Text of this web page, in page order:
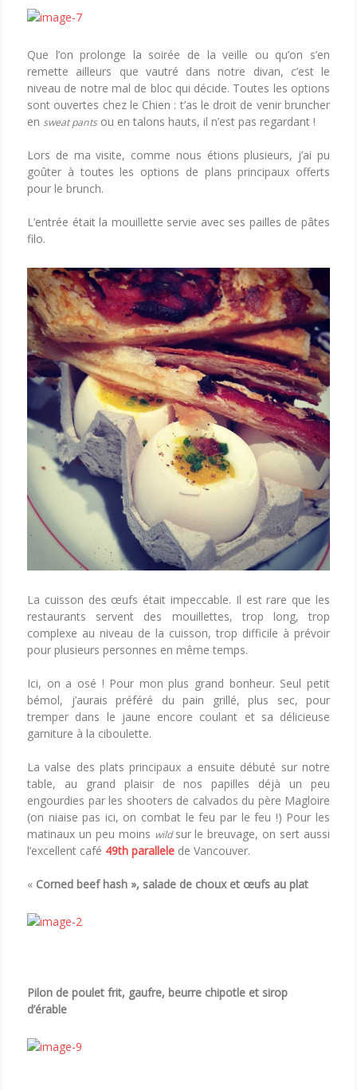
Que l’on prolonge la soirée de la veille ou qu’on s’en
remette ailleurs que vautré dans notre divan, c’est le
niveau de notre mal de bloc qui décide. Toutes les options
sont ouvertes chez le Chien : t’as le droit de venir bruncher
en sweat pantsou en talons hauts, il n’est pas regardant !
Lors de ma visite, comme nous étions plusieurs, j’ai pu
goûter à toutes les options de plans principaux offerts
pour le brunch.
L’entrée était la mouillette servie avec ses pailles de pâtes
filo.
La cuisson des œufs était impeccable. Il est rare que les
restaurants servent des mouillettes, trop long, trop
complexe au niveau de la cuisson, trop difficile à prévoir
pour plusieurs personnes en même temps.
Ici, on a osé ! Pour mon plus grand bonheur. Seul petit
bémol, j’aurais préféré du pain grillé, plus sec, pour
tremper dans le jaune encore coulant et sa délicieuse
garniture à la ciboulette.
La valse des plats principaux a ensuite débuté sur notre
table, au grand plaisir de nos papilles déjà un peu
engourdies par les shooters de calvados du père Magloire
(on niaise pas ici, on combat le feu par le feu !) Pour les
matinaux un peu moins wildsur le breuvage, on sert aussi
l’excellent café 49th parallele de Vancouver.
« Corned beef hash », salade de choux et œufs au plat
Pilon de poulet frit, gaufre, beurre chipotle et sirop
d’érable